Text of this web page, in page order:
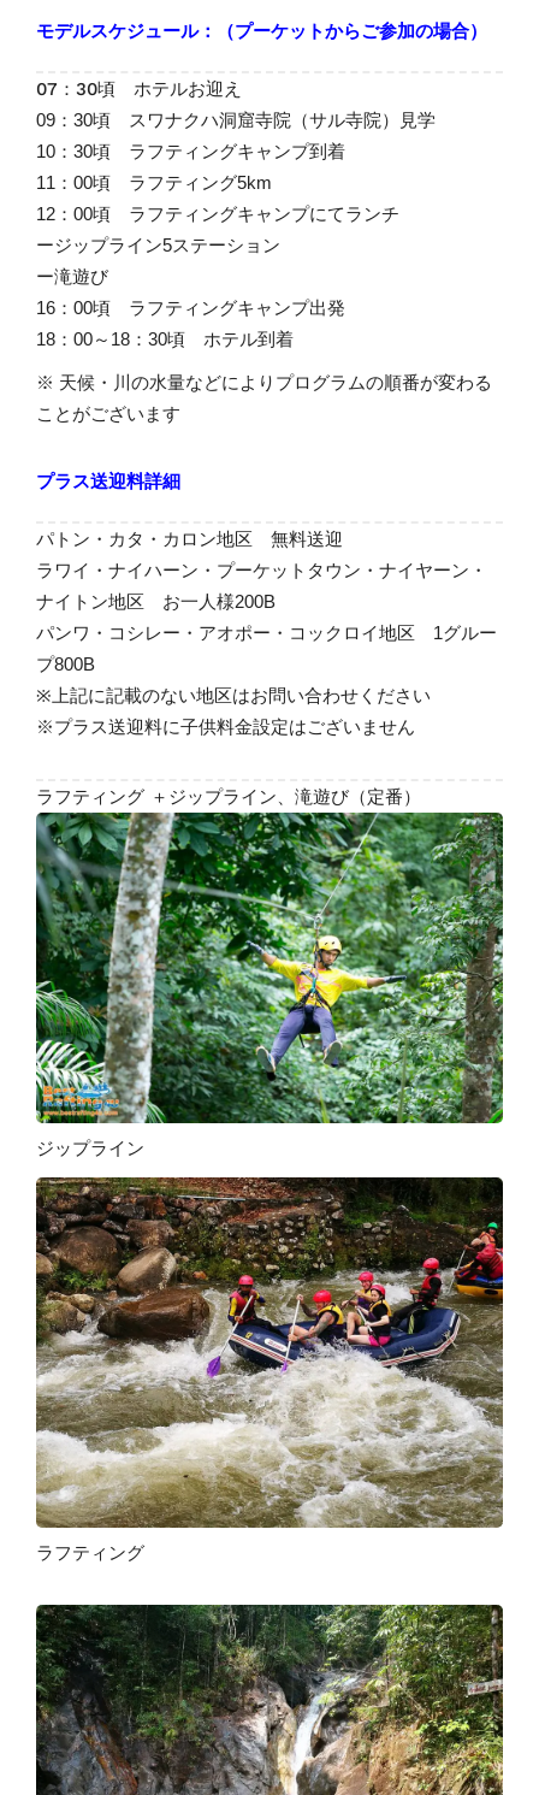
モデルスケジュール：（プーケットからご参加の場合）
07：30頃 ホテルお迎え
09：30頃 スワナクハ洞窟寺院（サル寺院）見学
10：30頃 ラフティングキャンプ到着
11：00頃 ラフティング5km
12：00頃 ラフティングキャンプにてランチ
ージップライン5ステーション
ー滝遊び
16：00頃 ラフティングキャンプ出発
18：00～18：30頃 ホテル到着
※ 天候・川の水量などによりプログラムの順番が変わる
ことがございます
プラス送迎料詳細
パトン・カタ・カロン地区 無料送迎
ラワイ・ナイハーン・プーケットタウン・ナイヤーン・
ナイトン地区 お一人様200B
パンワ・コシレー・アオポー・コックロイ地区 1グルー
プ800B
※上記に記載のない地区はお問い合わせください
※プラス送迎料に子供料金設定はございません
ラフティング ＋ジップライン、滝遊び（定番）
ジップライン
ラフティング